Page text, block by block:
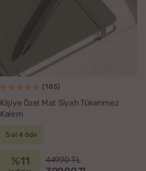
(185)
Kişiye Özel Mat Siyah Tükenmez
Kalem
5 al 4 öde
%11 449.90 TL